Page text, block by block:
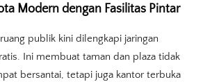
Modern dengan Fasilitas Pintar
publik kini dilengkapi jaringan
Ini membuat taman dan plaza tidak
bersantai, tetapi juga kantor terbuka